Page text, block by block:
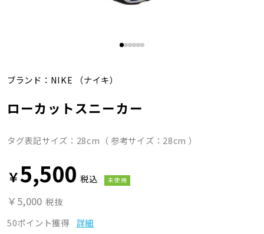
ブランド： NIKE （ナイキ）
ローカットスニーカー
タグ表記サイズ：28cm（ 参考サイズ：28cm ）
￥5,500 税込 未使用
￥5,000 税抜
50ポイント獲得
詳細